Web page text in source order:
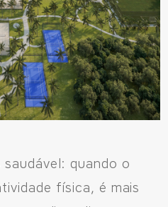
saudável: quando o
física, é mais